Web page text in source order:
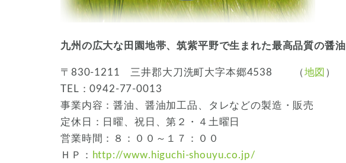
九州の広大な田園地帯、筑紫平野で生まれた最高品質の醤油
〒830-1211 三井郡大刀洗町大字本郷4538 （地図 ）
TEL：0942-77-0013
事業内容：醤油、醤油加工品、タレなどの製造・販売
定休日：日曜、祝日、第２・４土曜日
営業時間：８：００～１７：００
ＨＰ： http://www.higuchi-shouyu.co.jp/